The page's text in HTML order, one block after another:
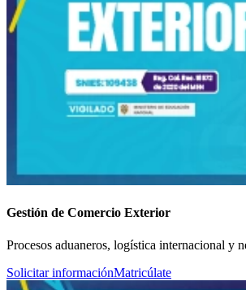
Gestión de Comercio Exterior
Procesos aduaneros, logística internacional y
Solicitar informaciónMatricúlate